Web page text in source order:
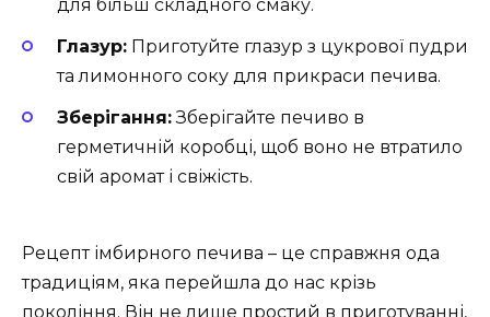
для більш складного смаку.
Глазур: Приготуйте глазур з цукрової пудри
та лимонного соку для прикраси печива.
Зберігання:Зберігайте печиво в
герметичній коробці, щоб воно не втратило
свій аромат і свіжість.
Рецепт імбирного печива – це справжня ода
традиціям, яка перейшла до нас крізь
покоління. Він не лише простий в приготуванні,